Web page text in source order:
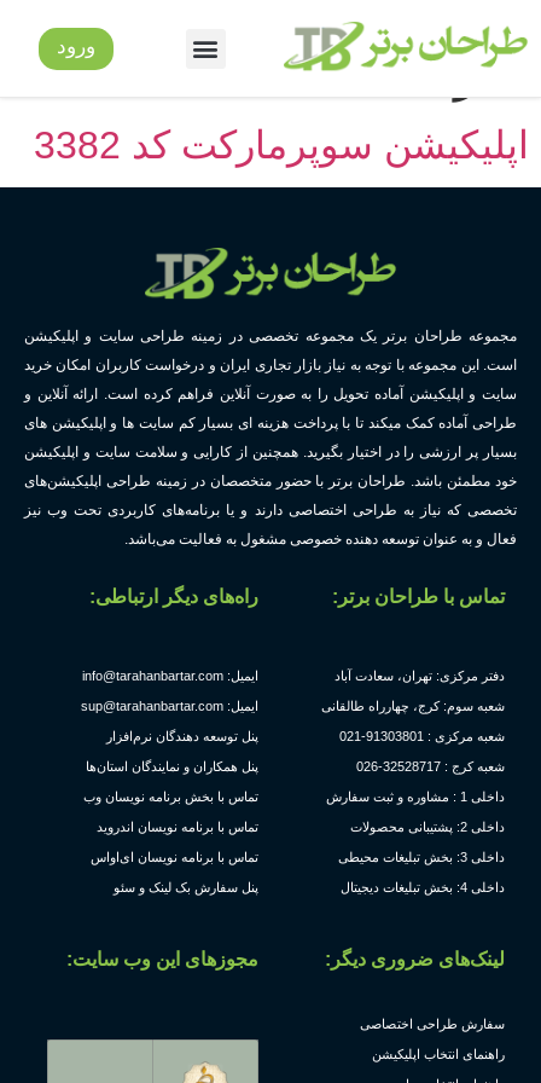
ورود
دسته: اپلیکیشن سوپر
مارکت
اپلیکیشن سوپرمارکت کد 3382
مجموعه طراحان برتر یک مجموعه تخصصی در زمینه طراحی سایت و اپلیکیشن
است. این مجموعه با توجه به نیاز بازار تجاری ایران و درخواست کاربران امکان خرید
سایت و اپلیکیشن آماده تحویل را به صورت آنلاین فراهم کرده است. ارائه آنلاین و
طراحی آماده کمک میکند تا با پرداخت هزینه ای بسیار کم سایت ها و اپلیکیشن های
بسیار پر ارزشی را در اختیار بگیرید. همچنین از کارایی و سلامت سایت و اپلیکیشن
خود مطمئن باشد. طراحان برتر با حضور متخصصان در زمینه طراحی اپلیکیشن‌های
تخصصی که نیاز به طراحی اختصاصی دارند و یا برنامه‌های کاربردی تحت وب نیز
فعال و به عنوان توسعه دهنده خصوصی مشغول به فعالیت می‌باشد.
تماس با طراحان برتر:
دفتر مرکزی: تهران، سعادت آباد
شعبه سوم: کرج، چهارراه طالقانی
شعبه مرکزی : 91303801-021
شعبه کرج : 32528717-026
داخلی 1 : مشاوره و ثبت سفارش
داخلی 2: پشتیبانی محصولات
داخلی 3: بخش تبلیغات محیطی
داخلی 4: بخش تبلیغات دیجیتال
راه‌های دیگر ارتباطی:
ایمیل: info@tarahanbartar.com
ایمیل: sup@tarahanbartar.com
پنل توسعه دهندگان نرم‌افزار
پنل همکاران و نمایندگان استان‌ها
تماس با بخش برنامه نویسان وب
تماس با برنامه نویسان اندروید
تماس با برنامه نویسان ای‌او‌اس
پنل سفارش بک لینک و سئو
لینک‌های ضروری دیگر:
سفارش طراحی اختصاصی
راهنمای انتخاب اپلیکیشن
مجوز‌های این وب سایت: